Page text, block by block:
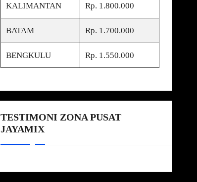
KALIMANTAN Rp. 1.800.000
BATAM Rp. 1.700.000
BENGKULU Rp. 1.550.000
TESTIMONI ZONA PUSAT
JAYAMIX